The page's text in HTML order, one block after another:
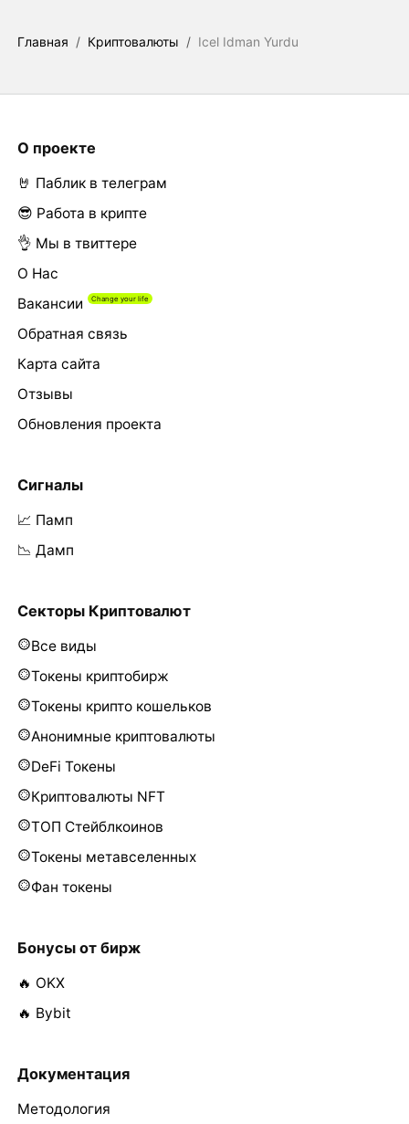
Главная / Криптовалюты / Icel Idman Yurdu
О проекте
🤘 Паблик в телеграм
😎 Работа в крипте
👌 Мы в твиттере
О Нас
Вакансии
Обратная связь
Карта сайта
Отзывы
Обновления проекта
Сигналы
📈 Памп
📉 Дамп
Секторы Криптовалют
Все виды
Токены криптобирж
Токены крипто кошельков
Анонимные криптовалюты
DeFi Токены
Криптовалюты NFT
ТОП Стейблкоинов
Токены метавселенных
Фан токены
Бонусы от бирж
🔥 OKX
🔥 Bybit
Документация
Методология